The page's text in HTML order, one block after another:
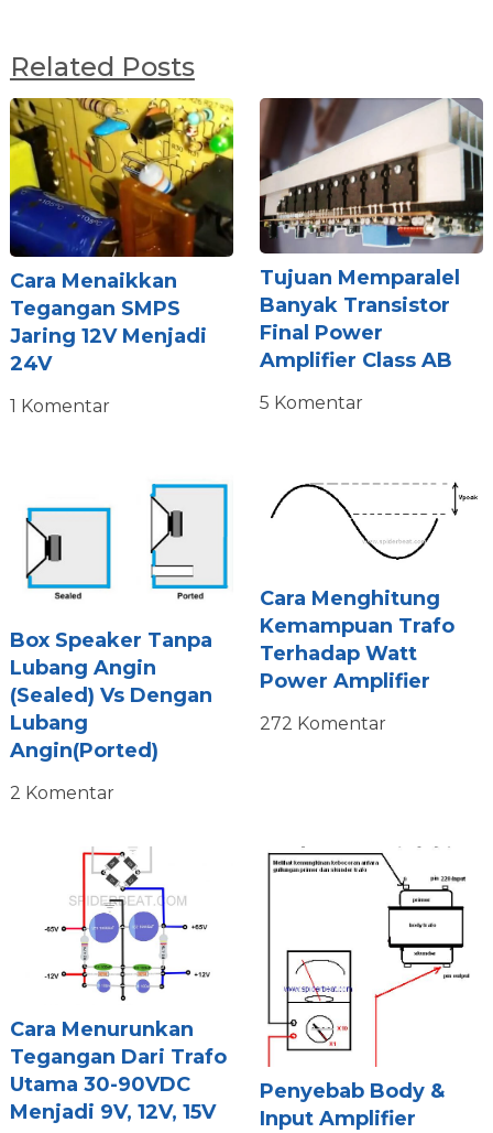
Related Posts
Cara Menaikkan
Tegangan SMPS
Jaring 12V Menjadi
24V
1 Komentar
Tujuan Memparalel
Banyak Transistor
Final Power
Amplifier Class AB
5 Komentar
Box Speaker Tanpa
Lubang Angin
(Sealed) Vs Dengan
Lubang
Angin(Ported)
2 Komentar
Cara Menghitung
Kemampuan Trafo
Terhadap Watt
Power Amplifier
272 Komentar
Cara Menurunkan
Tegangan Dari Trafo
Utama 30-90VDC
Menjadi 9V, 12V, 15V
Penyebab Body &
Input Amplifier